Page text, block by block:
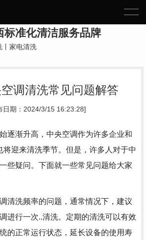
标准化清洁服务品牌
丨家电清洗
调清洗常见问题解答
日期：2024/3/15 16:23:28]
逐渐升高，中央空调作为许多企业和
将迎来清洗季节。但是，许多人对于中
些疑问。下面就一些常见问题给大家
清洗频率的问题，通常情况下，建议
进行一次..清洗。定期的清洗可以有效
的正常运行状态，延长设备的使用寿